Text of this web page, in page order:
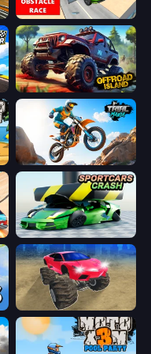
Obstacle Race: Destroying Simulator!
Offroad Island
Trial Mania
Sportcars Crash